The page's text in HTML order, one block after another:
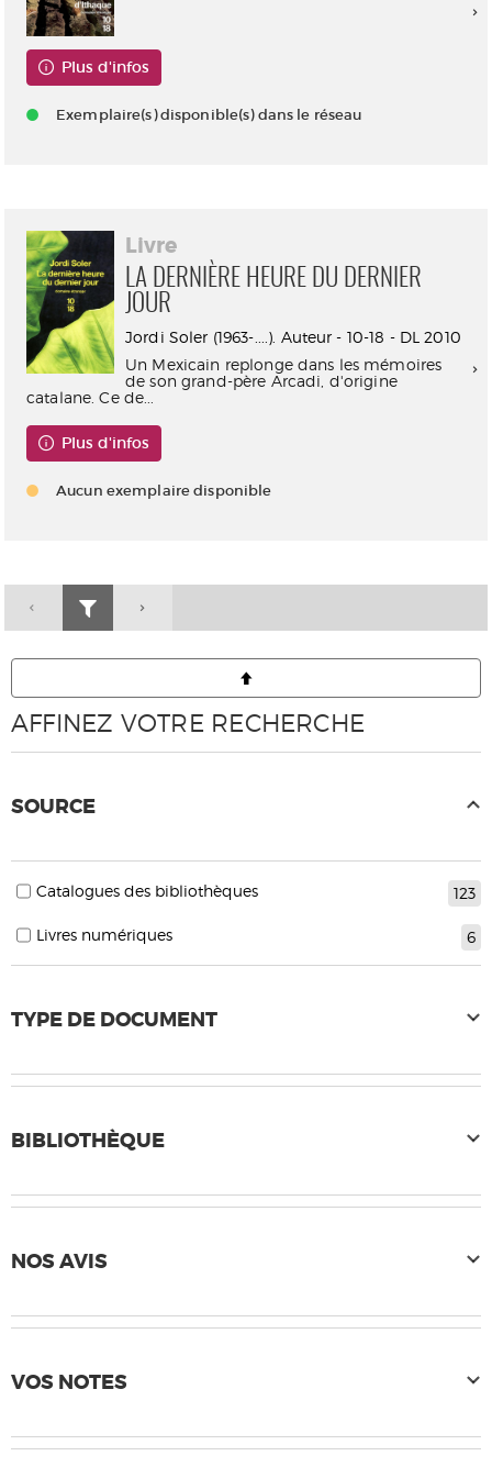
Plus d'infos
Exemplaire(s) disponible(s) dans le réseau
Livre
LA DERNIÈRE HEURE DU DERNIER
JOUR
Jordi Soler (1963-....). Auteur - 10-18 - DL 2010
Un Mexicain replonge dans les mémoires
de son grand-père Arcadi, d'origine
catalane. Ce de...
Plus d'infos
Aucun exemplaire disponible
AFFINEZ VOTRE RECHERCHE
SOURCE
123
Catalogues des bibliothèques
6
Livres numériques
TYPE DE DOCUMENT
BIBLIOTHÈQUE
NOS AVIS
VOS NOTES